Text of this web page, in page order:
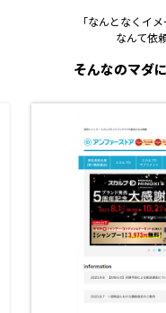
「なんとなくイ
なんて依
そんなのマダ